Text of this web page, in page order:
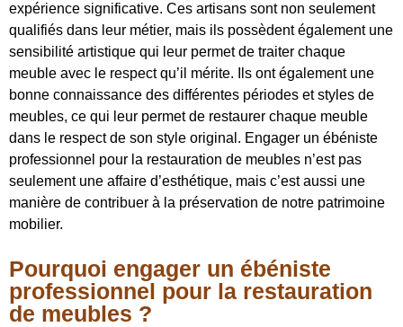
expérience significative. Ces artisans sont non seulement
qualifiés dans leur métier, mais ils possèdent également une
sensibilité artistique qui leur permet de traiter chaque
meuble avec le respect qu’il mérite. Ils ont également une
bonne connaissance des différentes périodes et styles de
meubles, ce qui leur permet de restaurer chaque meuble
dans le respect de son style original. Engager un ébéniste
professionnel pour la restauration de meubles n’est pas
seulement une affaire d’esthétique, mais c’est aussi une
manière de contribuer à la préservation de notre patrimoine
mobilier.
Pourquoi engager un ébéniste
professionnel pour la restauration
de meubles ?